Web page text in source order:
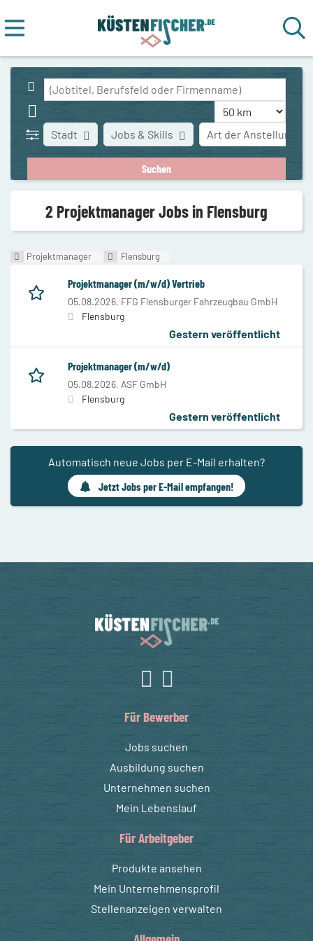
Stadt Art der Anstellung
Jobs & Skills
2 Projektmanager Jobs in Flensburg
Projektmanager Flensburg
Projektmanager (m/w/d) Vertrieb
05.08.2026, FFG Flensburger Fahrzeugbau GmbH
Flensburg
Gestern veröffentlicht
Projektmanager (m/w/d)
05.08.2026, ASF GmbH
Flensburg
Gestern veröffentlicht
Automatisch neue Jobs per E-Mail erhalten?
Jetzt Jobs per E-Mail empfangen!
Für Bewerber
Jobs suchen
Ausbildung suchen
Unternehmen suchen
Mein Lebenslauf
Für Arbeitgeber
Produkte ansehen
Mein Unternehmensprofil
Stellenanzeigen verwalten